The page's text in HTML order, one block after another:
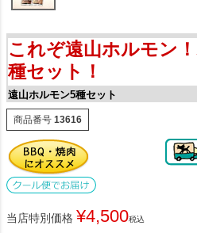
これぞ遠山ホルモン
種セット！
遠山ホルモン5種セット
商品番号 13616
当店特別価格 ¥4,500税込